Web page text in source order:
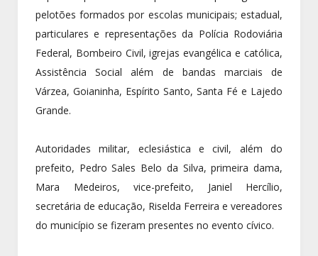
pelotões formados por escolas municipais; estadual,
particulares e representações da Polícia Rodoviária
Federal, Bombeiro Civil, igrejas evangélica e católica,
Assistência Social além de bandas marciais de
Várzea, Goianinha, Espírito Santo, Santa Fé e Lajedo
Grande.
Autoridades militar, eclesiástica e civil, além do
prefeito, Pedro Sales Belo da Silva, primeira dama,
Mara Medeiros, vice-prefeito, Janiel Hercílio,
secretária de educação, Riselda Ferreira e vereadores
do município se fizeram presentes no evento cívico.